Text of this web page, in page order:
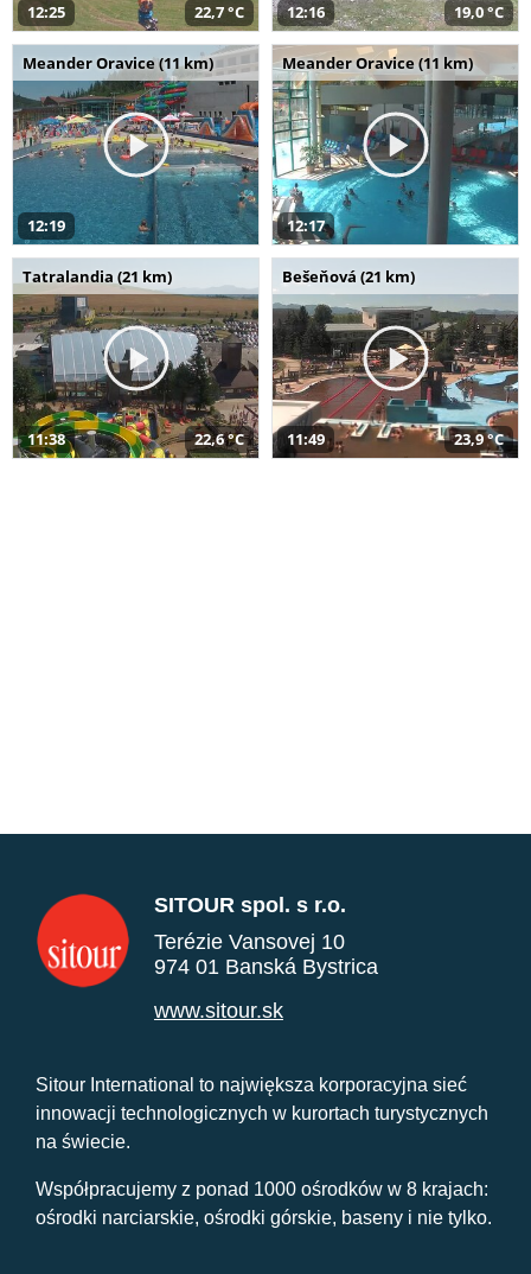
12:25 22,7 °C 12:16 19,0 °C
Meander Oravice (11 km)
12:19
Meander Oravice (11 km)
12:17
Tatralandia (21 km)
11:38 22,6 °C
Bešeňová (21 km)
11:49 23,9 °C
SITOUR spol. s r.o.
Terézie Vansovej 10
974 01 Banská Bystrica
www.sitour.sk
Sitour International to największa korporacyjna sieć
innowacji technologicznych w kurortach turystycznych
na świecie.
Współpracujemy z ponad 1000 ośrodków w 8 krajach:
ośrodki narciarskie, ośrodki górskie, baseny i nie tylko.